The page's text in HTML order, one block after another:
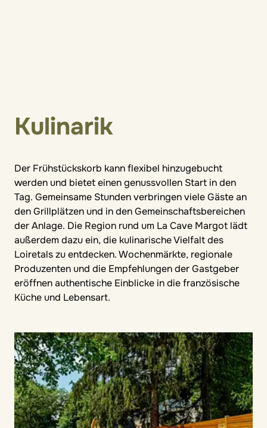
Kulinarik
Der Frühstückskorb kann flexibel hinzugebucht
werden und bietet einen genussvollen Start in den
Tag. Gemeinsame Stunden verbringen viele Gäste an
den Grillplätzen und in den Gemeinschaftsbereichen
der Anlage. Die Region rund um La Cave Margot lädt
außerdem dazu ein, die kulinarische Vielfalt des
Loiretals zu entdecken. Wochenmärkte, regionale
Produzenten und die Empfehlungen der Gastgeber
eröffnen authentische Einblicke in die französische
Küche und Lebensart.